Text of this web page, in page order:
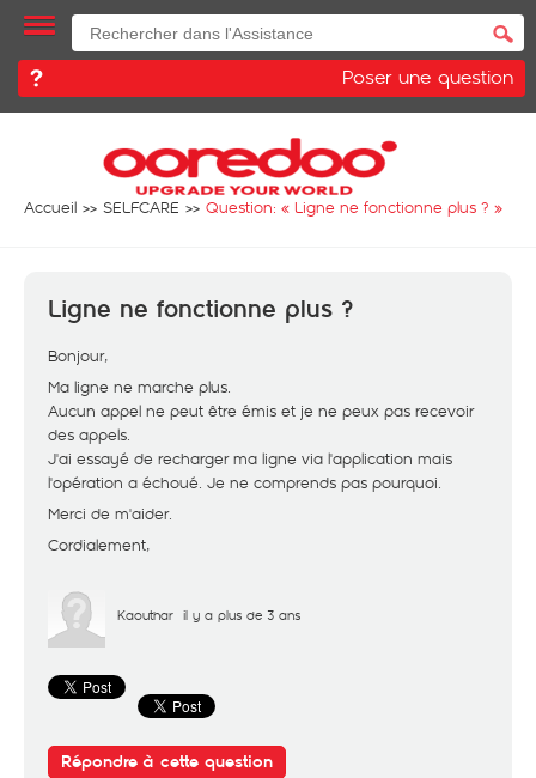
Poser une question
Accueil SELFCARE Question: « Ligne ne fonctionne plus ? »
Ligne ne fonctionne plus ?
Bonjour,
Ma ligne ne marche plus.
Aucun appel ne peut être émis et je ne peux pas recevoir
des appels.
J'ai essayé de recharger ma ligne via l'application mais
l'opération a échoué. Je ne comprends pas pourquoi.
Merci de m'aider.
Cordialement,
Kaouthar il y a plus de 3 ans
Répondre à cette question